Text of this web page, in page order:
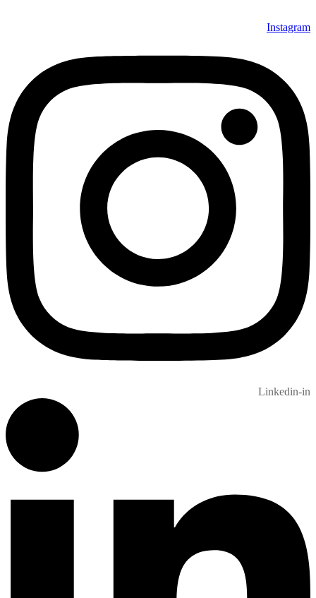
Instagram
Linkedin-in